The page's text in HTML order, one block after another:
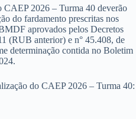
CAEP 2026 – Turma 40 deverão
do fardamento prescritas nos
aprovados pelos Decretos
(RUB anterior) e n° 45.408, de
determinação contida no Boletim
do CAEP 2026 – Turma 40: